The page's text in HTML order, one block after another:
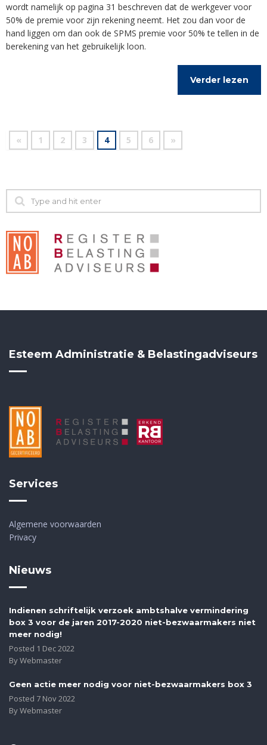
wordt namelijk op pagina 31 beschreven dat de werkgever voor
50% de premie voor zijn rekening neemt. Het zou dan voor de
hand liggen om dan ook de SPMS premie voor 50% te tellen in de
berekening van het gebruikelijk loon.
Verder lezen
« 1 2 3 4 5 6 »
Esteem Administratie & Belastingadviseurs
Services
Algemene voorwaarden
Privacy
Nieuws
Indienen schriftelijk verzoek ambtshalve vermindering
box 3 voor de jaren 2017-2020 niet-bezwaarmakers niet
meer nodig!
Posted 1 Dec2022
By Webmaster
Geen actie meer nodig voor niet-bezwaarmakers box 3
Posted 7 Nov2022
By Webmaster